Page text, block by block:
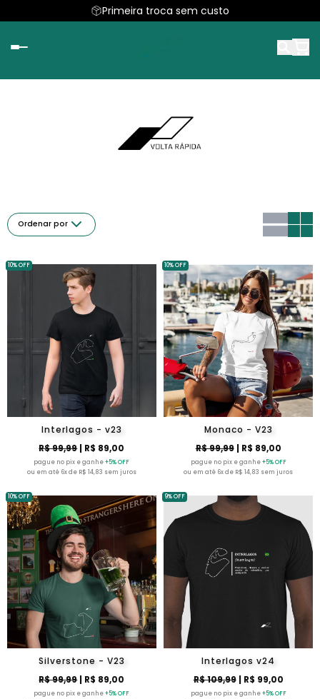
Primeira troca sem custo
Ordenar por
Interlagos - v23
R$ 99,99| R$ 89,00
pague no pix e ganhe+5% OFF
ou em até 6x de R$ 14,83 sem juros
10% OFF
Monaco - V23
R$ 99,99| R$ 89,00
pague no pix e ganhe+5% OFF
ou em até 6x de R$ 14,83 sem juros
10% OFF
Silverstone - V23
R$ 99,99| R$ 89,00
pague no pix e ganhe+5% OFF
10% OFF
Interlagos v24
R$ 109,99| R$ 99,00
pague no pix e ganhe+5% OFF
9% OFF